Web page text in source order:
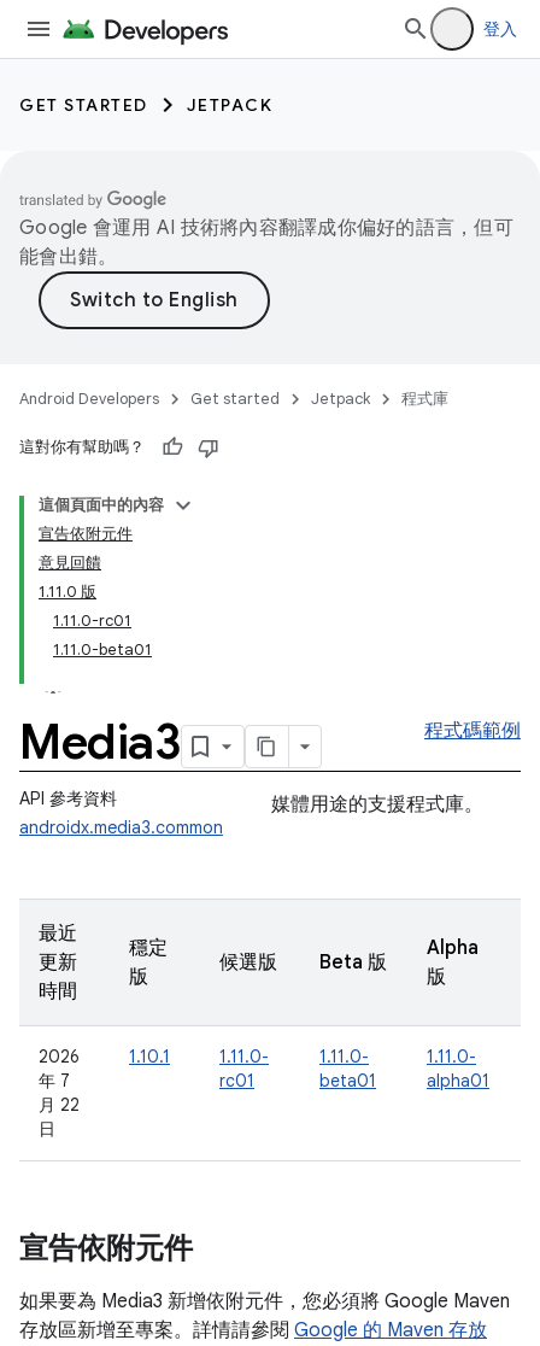
登入
GET STARTED JETPACK
Google 會運用 AI 技術將內容翻譯成你偏好的語言，但可
能會出錯。
Android Developers Get started Jetpack 程式庫
這對你有幫助嗎？
這個頁面中的內容
宣告依附元件
意見回饋
1.11.0 版
1.11.0-rc01
1.11.0-beta01
Media3 程式碼範例
API 參考資料
androidx.media3.common
媒體用途的支援程式庫。
最近
更新
時間
穩定
版
候選版 Beta 版
Alpha
版
2026
年 7
月 22
日
1.10.1
1.11.0-
rc01
1.11.0-
beta01
1.11.0-
alpha01
宣告依附元件
如果要為 Media3 新增依附元件，您必須將 Google Maven
存放區新增至專案。詳情請參閱 Google 的 Maven 存放